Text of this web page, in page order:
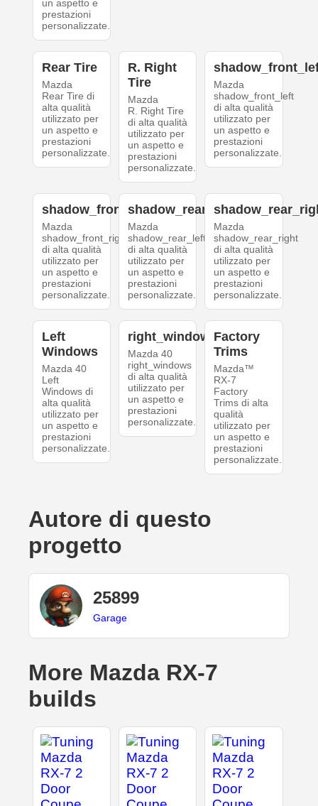
un aspetto e
prestazioni
personalizzate.
Rear Tire
Mazda
Rear Tire di
alta qualità
utilizzato per
un aspetto e
prestazioni
personalizzate.
R. Right
Tire
Mazda
R. Right Tire
di alta qualità
utilizzato per
un aspetto e
prestazioni
personalizzate.
Mazda
shadow_front_left
di alta qualità
utilizzato per
un aspetto e
prestazioni
personalizzate.
shadow_front_right
Mazda
shadow_front_right
di alta qualità
utilizzato per
un aspetto e
prestazioni
personalizzate.
shadow_rear_left
Mazda
shadow_rear_left
di alta qualità
utilizzato per
un aspetto e
prestazioni
personalizzate.
Mazda
shadow_rear_right
di alta qualità
utilizzato per
un aspetto e
prestazioni
personalizzate.
Left
Windows
Mazda 40
Left
Windows di
alta qualità
utilizzato per
un aspetto e
prestazioni
personalizzate.
right_windows
Mazda 40
right_windows
di alta qualità
utilizzato per
un aspetto e
prestazioni
personalizzate.
Factory
Trims
Mazda™
RX-7
Factory
Trims di alta
qualità
utilizzato per
un aspetto e
prestazioni
personalizzate.
Autore di questo
progetto
25899
Garage
More Mazda RX-7
builds